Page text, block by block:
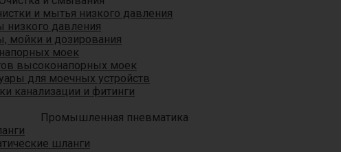
и мытья низкого давления
низкого давления
мойки и дозирования
моек
высоконапорных моек
для моечных устройств
канализации и фитинги
Промышленная пневматика
шланги